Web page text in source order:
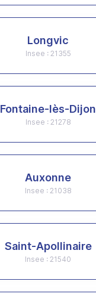
Longvic
Insee : 21355
Fontaine-lès-Dijon
Insee : 21278
Auxonne
Insee : 21038
Saint-Apollinaire
Insee : 21540